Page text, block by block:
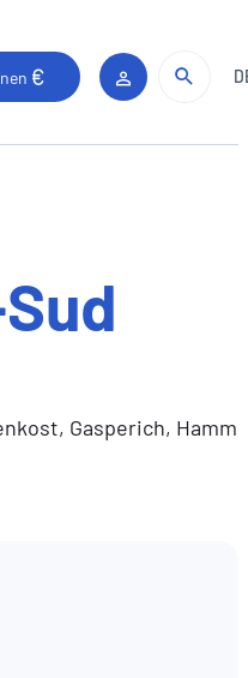
Gasperich, Hamm